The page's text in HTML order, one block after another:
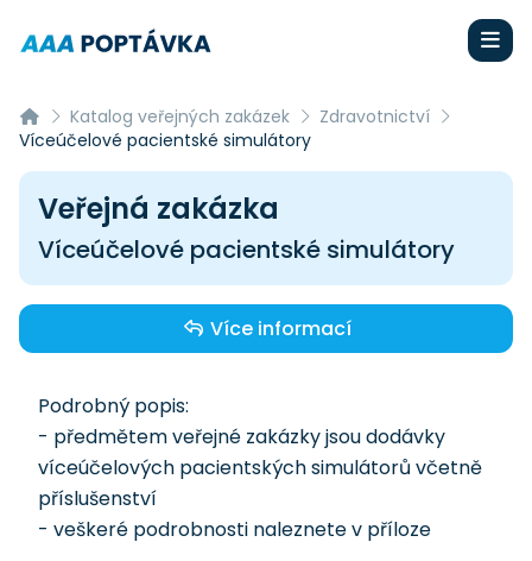
Katalog veřejných zakázek
Zdravotnictví
Víceúčelové pacientské simulátory
Veřejná zakázka
Víceúčelové pacientské simulátory
Více informací
Podrobný popis:
- předmětem veřejné zakázky jsou dodávky
víceúčelových pacientských simulátorů včetně
příslušenství
- veškeré podrobnosti naleznete v příloze